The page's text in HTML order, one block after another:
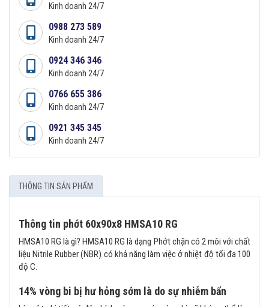
Kinh doanh 24/7
0988 273 589
Kinh doanh 24/7
0924 346 346
Kinh doanh 24/7
0766 655 386
Kinh doanh 24/7
0921 345 345
Kinh doanh 24/7
THÔNG TIN SẢN PHẨM
Thông tin phớt 60x90x8 HMSA10 RG
HMSA10 RG là gì? HMSA10 RG là dạng Phớt chặn có 2 môi với chất
liệu Nitrile Rubber (NBR) có khả năng làm việc ở nhiệt độ tối đa 100
độ C.
14% vòng bi bị hư hỏng sớm là do sự nhiễm bẩn